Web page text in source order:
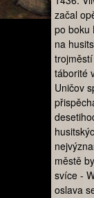
začal
po boku
na
táborité
Uničov
městě
svíce -
oslava